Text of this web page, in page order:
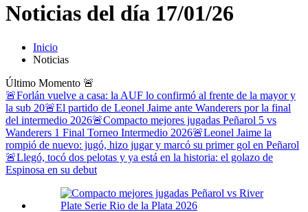
Noticias del día 17/01/26
Inicio
Noticias
Último Momento 🚨
🚨Forlán vuelve a casa: la AUF lo confirmó al frente de la mayor y
la sub 20🚨El partido de Leonel Jaime ante Wanderers por la final
del intermedio 2026🚨Compacto mejores jugadas Peñarol 5 vs
Wanderers 1 Final Torneo Intermedio 2026🚨Leonel Jaime la
rompió de nuevo: jugó, hizo jugar y marcó su primer gol en Peñarol
🚨Llegó, tocó dos pelotas y ya está en la historia: el golazo de
Espinosa en su debut